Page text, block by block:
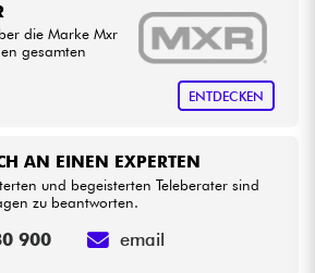
Sie sich unsere Marken an
• Star'S LILLE
LYON
die Marke Mxr
gesamten
ENTDECKEN
AN EINEN EXPERTEN
und begeisterten Teleberater sind
zu beantworten.
900 email